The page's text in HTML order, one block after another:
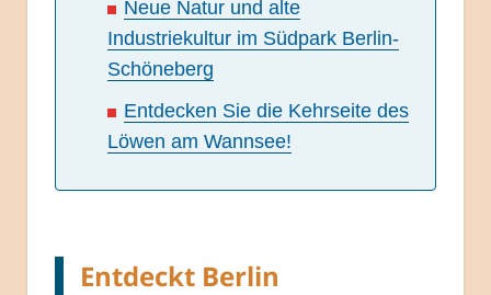
Neue Natur und alte
Industriekultur im Südpark Berlin-
Schöneberg
Entdecken Sie die Kehrseite des
Löwen am Wannsee!
Entdeckt Berlin